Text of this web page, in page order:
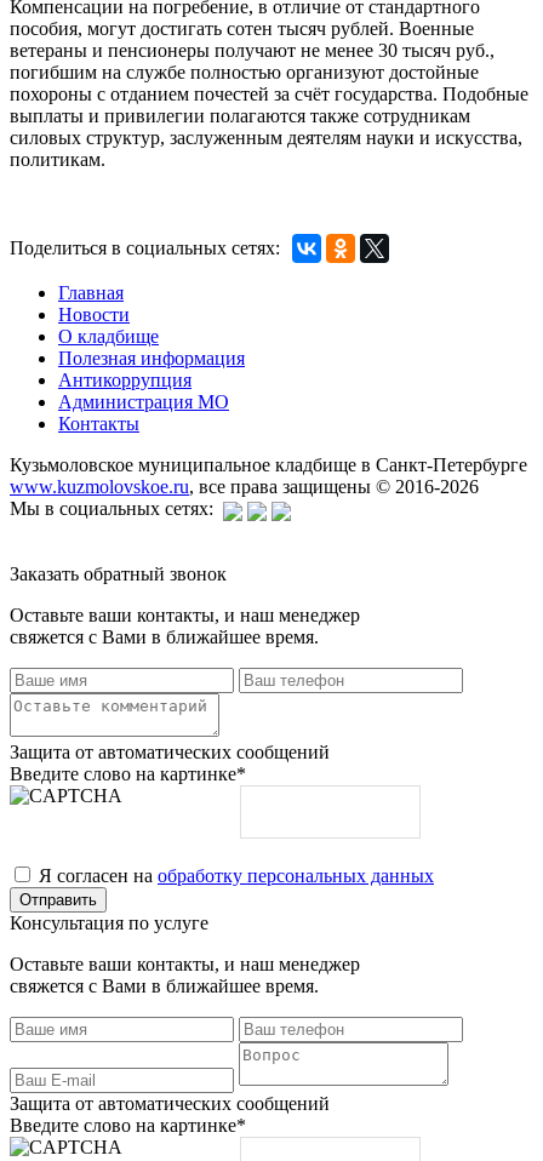
Компенсации на погребение, в отличие от стандартного
пособия, могут достигать сотен тысяч рублей. Военные
ветераны и пенсионеры получают не менее 30 тысяч руб.,
погибшим на службе полностью организуют достойные
похороны с отданием почестей за счëт государства. Подобные
выплаты и привилегии полагаются также сотрудникам
силовых структур, заслуженным деятелям науки и искусства,
политикам.
Поделиться в социальных сетях:
Главная
Новости
О кладбище
Полезная информация
Антикоррупция
Администрация МО
Контакты
Кузьмоловское муниципальное кладбище в Санкт-Петербурге
www.kuzmolovskoe.ru, все права защищены © 2016-2026
Мы в социальных сетях:
Заказать обратный звонок
Оставьте ваши контакты, и наш менеджер
свяжется с Вами в ближайшее время.
Защита от автоматических сообщений
Введите слово на картинке*
Я согласен на обработку персональных данных
Консультация по услуге
Оставьте ваши контакты, и наш менеджер
свяжется с Вами в ближайшее время.
Защита от автоматических сообщений
Введите слово на картинке*